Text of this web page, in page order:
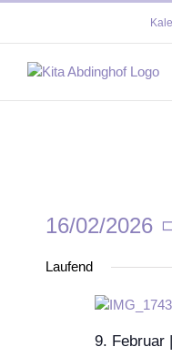
springen
16/02/2026
wählen.
Laufend
9. Februar